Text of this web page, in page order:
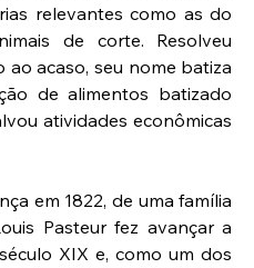
relevantes como as do
de corte. Resolveu
acaso, seu nome batiza
de alimentos batizado
atividades econômicas
em 1822, de uma família
Pasteur fez avançar a
XIX e, como um dos